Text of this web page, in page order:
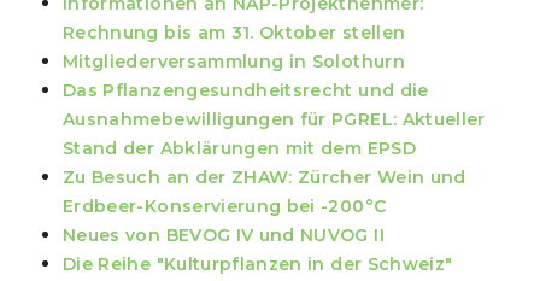
Rechnung bis am 31. Oktober stellen
Mitgliederversammlung in Solothurn
Das Pflanzengesundheitsrecht und die
Ausnahmebewilligungen für PGREL: Aktueller
Stand der Abklärungen mit dem EPSD
Zu Besuch an der ZHAW: Zürcher Wein und
Erdbeer-Konservierung bei -200°C
Neues von BEVOG IV und NUVOG II
Die Reihe "Kulturpflanzen in der Schweiz"